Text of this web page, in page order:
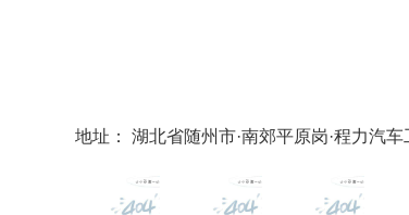
地址： 湖北省随州市·南郊平原岗·程力汽车